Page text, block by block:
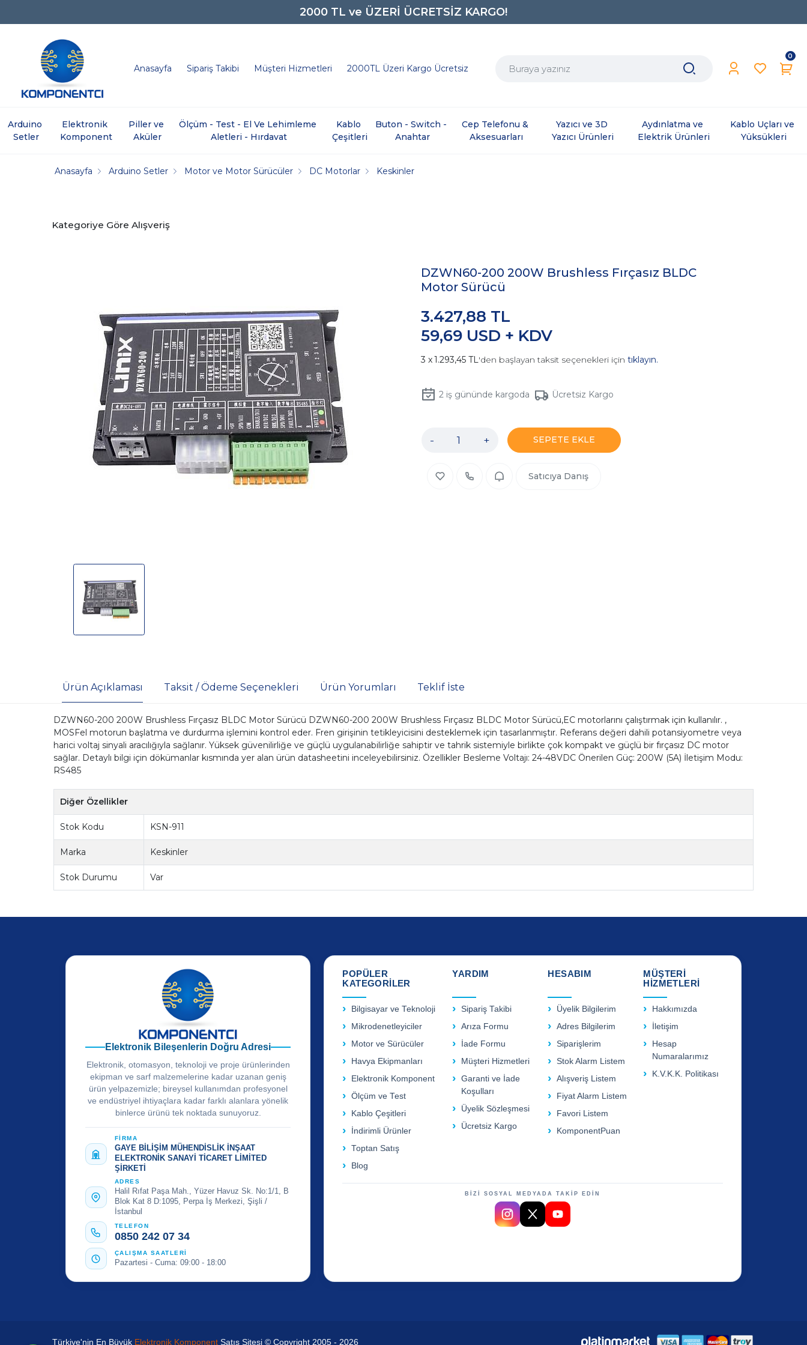
2000 TL ve ÜZERİ ÜCRETSİZ KARGO!
0850 242 0734
Anasayfa Sipariş Takibi Müşteri Hizmetleri 2000TL Üzeri Kargo Ücretsiz
0
Arduino
Setler
Elektronik
Komponent
Piller ve
Aküler
Ölçüm - Test - El Ve Lehimleme
Aletleri - Hırdavat
Kablo
Çeşitleri
Buton - Switch -
Anahtar
Cep Telefonu &
Aksesuarları
Yazıcı ve 3D
Yazıcı Ürünleri
Aydınlatma ve
Elektrik Ürünleri
Kablo Uçları ve
Yüksükleri
Anasayfa Arduino Setler Motor ve Motor Sürücüler DC Motorlar Keskinler
Kategoriye Göre Alışveriş
DZWN60-200 200W Brushless Fırçasız BLDC
Motor Sürücü
59,69 USD + KDV
3.427,88 TL
1.293,45 TL'den başlayan taksit seçenekleri için tıklayın.
2iş gününde kargoda Ücretsiz Kargo
- + SEPETE EKLE
Satıcıya Danış
Ürün Açıklaması Taksit / Ödeme Seçenekleri Ürün Yorumları Teklif İste
DZWN60-200 200W Brushless Fırçasız BLDC Motor Sürücü DZWN60-200 200W Brushless Fırçasız BLDC Motor Sürücü,EC motorlarını çalıştırmak için kullanılır. ,
MOSFel motorun başlatma ve durdurma işlemini kontrol eder. Fren girişinin tetikleyicisini desteklemek için tasarlanmıştır. Referans değeri dahili potansiyometre veya
harici voltaj sinyali aracılığıyla sağlanır. Yüksek güvenilirliğe ve güçlü uygulanabilirliğe sahiptir ve tahrik sistemiyle birlikte çok kompakt ve güçlü bir fırçasız DC motor
sağlar. Detaylı bilgi için dökümanlar kısmında yer alan ürün datasheetini inceleyebilirsiniz. Özellikler Besleme Voltajı: 24-48VDC Önerilen Güç: 200W (5A) İletişim Modu:
RS485
Diğer Özellikler
Stok Kodu KSN-911
Marka Keskinler
Stok Durumu Var
Elektronik Bileşenlerin Doğru Adresi
Elektronik, otomasyon, teknoloji ve proje ürünlerinden
ekipman ve sarf malzemelerine kadar uzanan geniş
ürün yelpazemizle; bireysel kullanımdan profesyonel
ve endüstriyel ihtiyaçlara kadar farklı alanlara yönelik
binlerce ürünü tek noktada sunuyoruz.
FİRMA
GAYE BİLİŞİM MÜHENDİSLİK İNŞAAT
ELEKTRONİK SANAYİ TİCARET LİMİTED
ŞİRKETİ
ADRES
Halil Rıfat Paşa Mah., Yüzer Havuz Sk. No:1/1, B
Blok Kat 8 D:1095, Perpa İş Merkezi, Şişli /
İstanbul
TELEFON
0850 242 07 34
ÇALIŞMA SAATLERİ
Pazartesi - Cuma: 09:00 - 18:00
POPÜLER
KATEGORİLER
Bilgisayar ve Teknoloji
Mikrodenetleyiciler
Motor ve Sürücüler
Havya Ekipmanları
Elektronik Komponent
Ölçüm ve Test
Kablo Çeşitleri
İndirimli Ürünler
Toptan Satış
Blog
YARDIM
Sipariş Takibi
Arıza Formu
İade Formu
Müşteri Hizmetleri
Garanti ve İade
Koşulları
Üyelik Sözleşmesi
Ücretsiz Kargo
HESABIM
Üyelik Bilgilerim
Adres Bilgilerim
Siparişlerim
Stok Alarm Listem
Alışveriş Listem
Fiyat Alarm Listem
Favori Listem
KomponentPuan
MÜŞTERİ
HİZMETLERİ
Hakkımızda
İletişim
Hesap
Numaralarımız
K.V.K.K. Politikası
BİZİ SOSYAL MEDYADA TAKİP EDİN
Türkiye'nin En Büyük Elektronik Komponent Satış Sitesi © Copyright 2005 - 2026